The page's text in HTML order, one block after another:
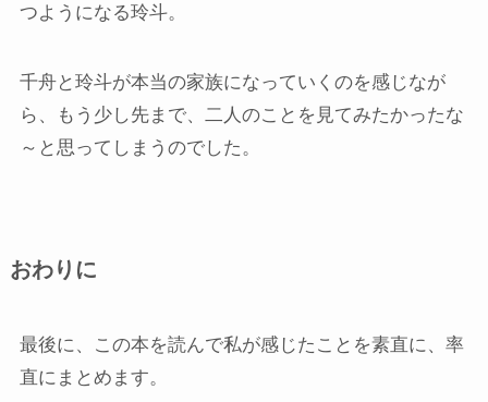
つようになる玲斗。
千舟と玲斗が本当の家族になっていくのを感じなが
ら、もう少し先まで、二人のことを見てみたかったな
～と思ってしまうのでした。
おわりに
最後に、この本を読んで私が感じたことを素直に、率
直にまとめます。